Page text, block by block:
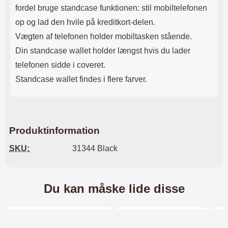
fordel bruge standcase funktionen: stil mobiltelefonen
op og lad den hvile på kreditkort-delen.
Vægten af ​​telefonen holder mobiltasken stående.
Din standcase wallet holder længst hvis du lader
telefonen sidde i coveret.
Standcase wallet findes i flere farver.
Produktinformation
SKU: 31344 Black
Du kan måske lide disse